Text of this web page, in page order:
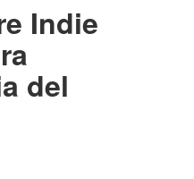
Indie
del